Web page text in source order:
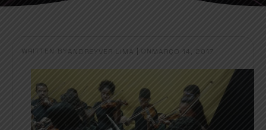
WRITTEN BY ANDREYVER LIMA ON MARÇO 14, 2017